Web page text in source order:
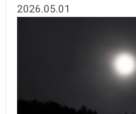
2026.05.01